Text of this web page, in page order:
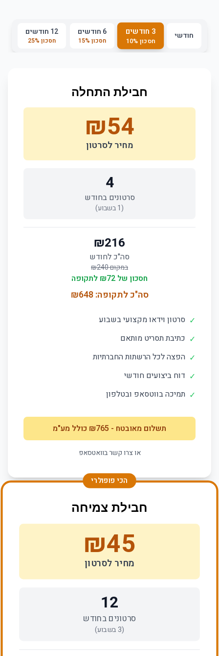
חודשי 3 חודשים
חסכון 10%
6 חודשים
חסכון 15%
12 חודשים
חסכון 25%
חבילת התחלה
₪54
מחיר לסרטון
4
סרטונים בחודש
(
1בשבוע)
₪216
סה"כ לחודש
במקום ₪240
חסכון של ₪ 72 לתקופה
סה"כ לתקופה: ₪648
✓ סרטון וידאו מקצועי בשבוע
✓ כתיבת תסריט מותאם
✓ הפצה לכל הרשתות החברתיות
✓ דוח ביצועים חודשי
✓ תמיכה בווטסאפ ובטלפון
תשלום מאובטח - ₪
765 כולל מע"מ
או צרו קשר בוואטסאפ
הכי פופולרי
חבילת צמיחה
₪45
מחיר לסרטון
12
סרטונים בחודש
(
3בשבוע)